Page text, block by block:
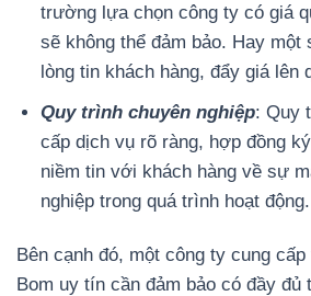
trường lựa chọn công ty có giá
sẽ không thể đảm bảo. Hay một
lòng tin khách hàng, đẩy giá lên
Quy trình chuyên nghiệp: Quy
cấp dịch vụ rõ ràng, hợp đồng
niềm tin với khách hàng về sự
nghiệp trong quá trình hoạt động.
Bên cạnh đó, một công ty cung
Bom uy tín cần đảm bảo có đầy đủ